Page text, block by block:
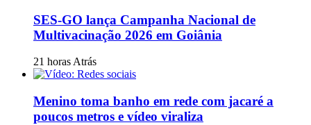
SES-GO lança Campanha Nacional de
Multivacinação 2026 em Goiânia
21 horas Atrás
Menino toma banho em rede com jacaré a
poucos metros e vídeo viraliza